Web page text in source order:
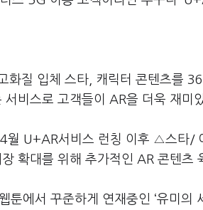
화질 입체 스타, 캐릭터 콘텐츠를
서비스로 고객들이 AR을 더욱 재미
4월 U+AR서비스 런칭 이후 △스
확대를 위해 추가적인 AR 콘텐츠
툰에서 꾸준하게 연재중인 ‘유미의